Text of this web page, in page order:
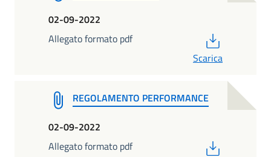
02-09-2022
Allegato formato pdf
Scarica
REGOLAMENTO PERFORMANCE
02-09-2022
Allegato formato pdf